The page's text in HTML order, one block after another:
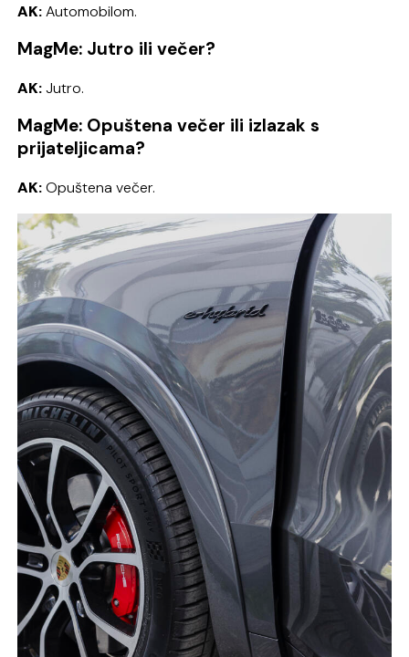
AK:Automobilom.
MagMe: Jutro ili večer?
AK:Jutro.
MagMe: Opuštena večer ili izlazak s
prijateljicama?
AK:Opuštena večer.